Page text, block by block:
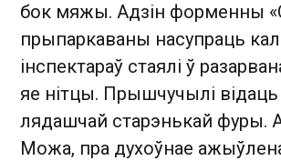
бок мяжы. Адзін форменны
прыпаркаваны насупраць
інспектараў стаялі ў
яе нітцы. Прышчучылі відаць
лядашчай старэнькай фуры.
Можа, пра духоўнае